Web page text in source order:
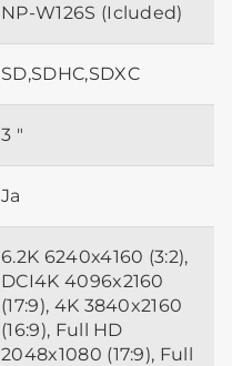
NP-W126S (Icluded)
SD,SDHC,SDXC
3 "
Ja
6.2K 6240x4160 (3:2),
DCI4K 4096x2160
(17:9), 4K 3840x2160
(16:9), Full HD
2048x1080 (17:9), Full